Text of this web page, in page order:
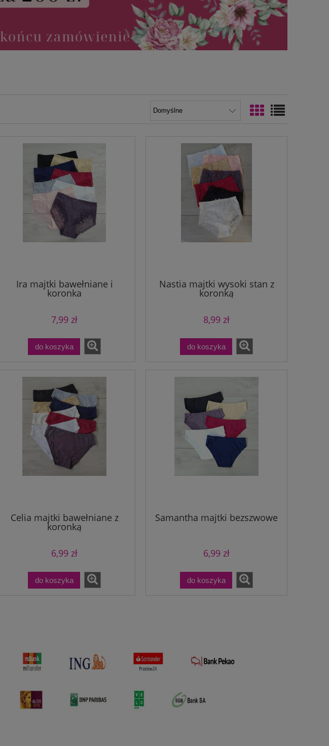
Rosa majtki koronkowe
bawełniane z kokardką
9,99 zł
do koszyka
Lola welurowe spodnie dresowe
29,99 zł
do koszyka
Ira majtki bawełniane i
koronka
7,99 zł
do koszyka
Nastia majtki wysoki stan z
koronką
8,99 zł
do koszyka
Celia majtki bawełniane z
koronką
6,99 zł
do koszyka
Samantha majtki bezszwowe
6,99 zł
do koszyka